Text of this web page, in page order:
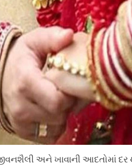
અને ખાવાની આદતોમાં દર